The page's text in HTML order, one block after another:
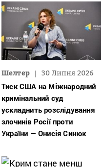
Шелтер 30 Липня 2026
Тиск США на Міжнародний
кримінальний суд
ускладнить розслідування
злочинів Росії проти
України — Онисія Синюк